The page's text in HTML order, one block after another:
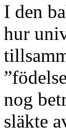
I den
hur
nog
släkte